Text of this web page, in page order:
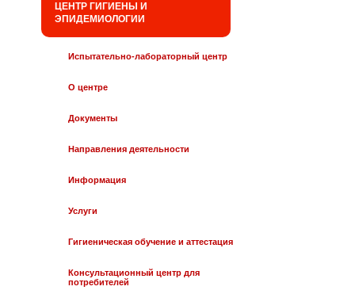
ЦЕНТР ГИГИЕНЫ И
ЭПИДЕМИОЛОГИИ
Испытательно-лабораторный центр
О центре
Документы
Направления деятельности
Информация
Услуги
Гигиеническая обучение и аттестация
Консультационный центр для
потребителей